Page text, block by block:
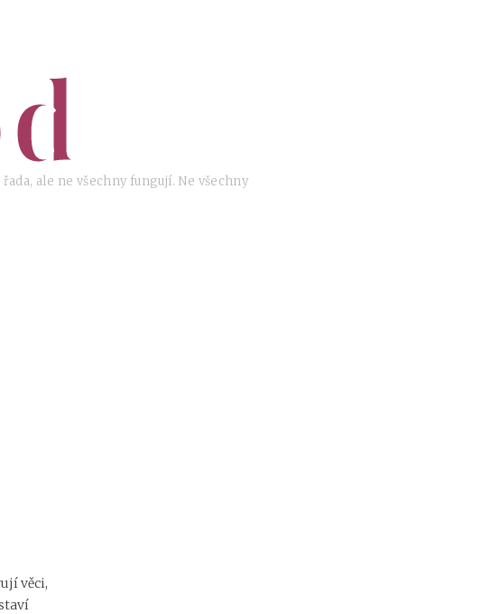
ale ne všechny fungují. Ne všechny
věci,